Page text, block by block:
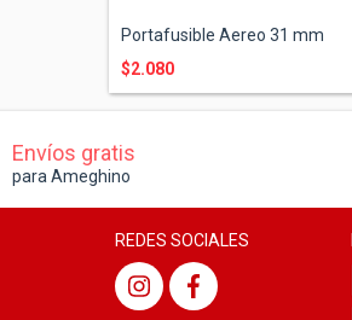
Portafusible Aereo 31 mm
$2.080
Envíos gratis
para Ameghino
REDES SOCIALES